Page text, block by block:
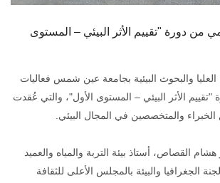
من دورة "تقييم الأثر البيئي – المستوى
والبحوث البيئية بجامعة عين شمس فعاليات
"تقييم الأثر البيئي – المستوى الأول"، والتي عُقدت
والمتخصصين في المجال البيئي.
القصاص، أستاذ بيئة التربة والمياه والعميد
الجغرافيا والبيئة بالمجلس الأعلى للثقافة